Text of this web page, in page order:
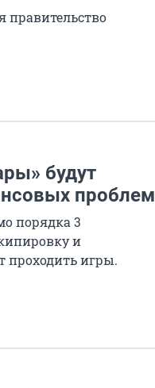
правительство
будут
проблем
порядка 3
и
проходить игры.